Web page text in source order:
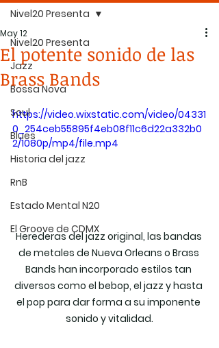
Nivel20 Presenta
Jazz
Bossa Nova
Soul
Blues
Historia del jazz
RnB
Estado Mental N20
El Groove de CDMX
Nivel20 Presenta
El potente sonido de las
Brass Bands
May 12
https://video.wixstatic.com/video/04331
0_254ceb55895f4eb08f11c6d22a332b0
2/1080p/mp4/file.mp4
Herederas del jazz original, las bandas
de metales de Nueva Orleans o Brass
Bands han incorporado estilos tan
diversos como el bebop, el jazz y hasta
el pop para dar forma a su imponente
sonido y vitalidad.